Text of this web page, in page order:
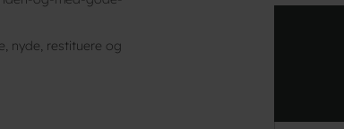
nyde, restituere og